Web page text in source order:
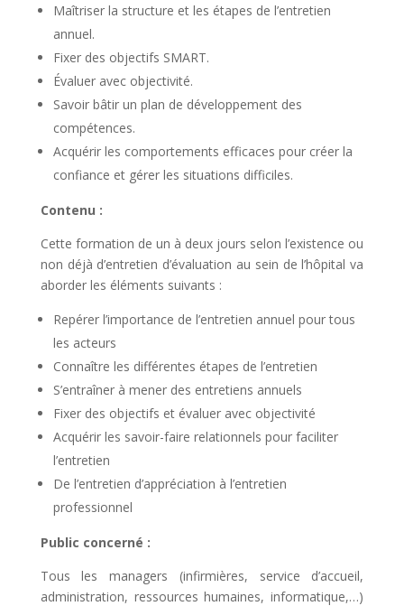
Maîtriser la structure et les étapes de l’entretien
annuel.
Fixer des objectifs SMART.
Évaluer avec objectivité.
Savoir bâtir un plan de développement des
compétences.
Acquérir les comportements efficaces pour créer la
confiance et gérer les situations difficiles.
Contenu :
Cette formation de un à deux jours selon l’existence ou
non déjà d’entretien d’évaluation au sein de l’hôpital va
aborder les éléments suivants :
Repérer l’importance de l’entretien annuel pour tous
les acteurs
Connaître les différentes étapes de l’entretien
S’entraîner à mener des entretiens annuels
Fixer des objectifs et évaluer avec objectivité
Acquérir les savoir-faire relationnels pour faciliter
l’entretien
De l’entretien d’appréciation à l’entretien
professionnel
Public concerné :
Tous les managers (infirmières, service d’accueil,
administration, ressources humaines, informatique,…)